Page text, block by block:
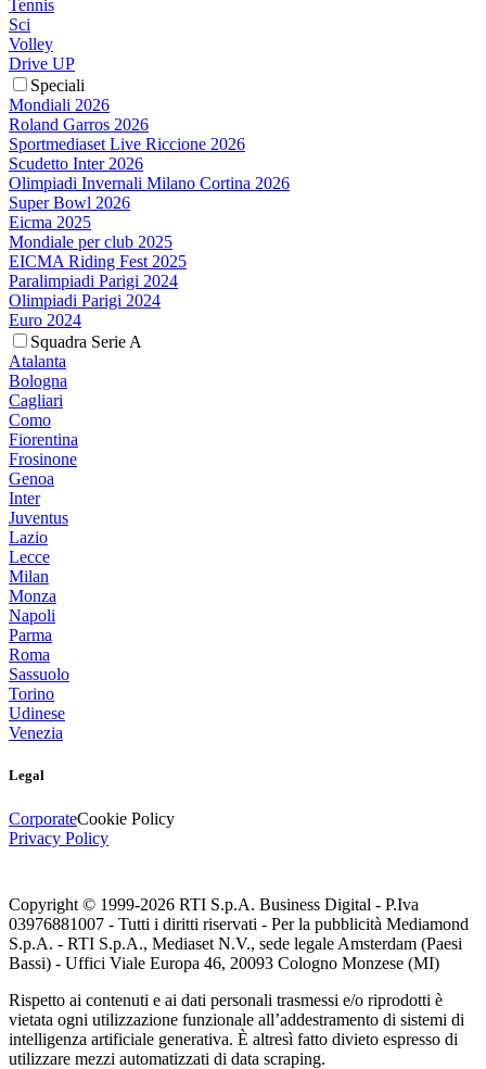
Tennis
Sci
Volley
Drive UP
Speciali
Mondiali 2026
Roland Garros 2026
Sportmediaset Live Riccione 2026
Scudetto Inter 2026
Olimpiadi Invernali Milano Cortina 2026
Super Bowl 2026
Eicma 2025
Mondiale per club 2025
EICMA Riding Fest 2025
Paralimpiadi Parigi 2024
Olimpiadi Parigi 2024
Euro 2024
Squadra Serie A
Atalanta
Bologna
Cagliari
Como
Fiorentina
Frosinone
Genoa
Inter
Juventus
Lazio
Lecce
Milan
Monza
Napoli
Parma
Roma
Sassuolo
Torino
Udinese
Venezia
Legal
CorporateCookie Policy
Privacy Policy
Copyright © 1999-2026 RTI S.p.A. Business Digital - P.Iva
03976881007 - Tutti i diritti riservati - Per la pubblicità Mediamond
S.p.A. - RTI S.p.A., Mediaset N.V., sede legale Amsterdam (Paesi
Bassi) - Uffici Viale Europa 46, 20093 Cologno Monzese (MI)
Rispetto ai contenuti e ai dati personali trasmessi e/o riprodotti è
vietata ogni utilizzazione funzionale all’addestramento di sistemi di
intelligenza artificiale generativa. È altresì fatto divieto espresso di
utilizzare mezzi automatizzati di data scraping.